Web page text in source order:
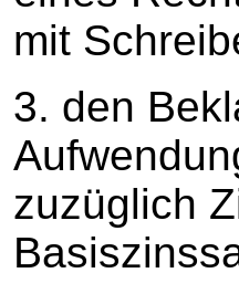
mit
3. den
zuzüglich